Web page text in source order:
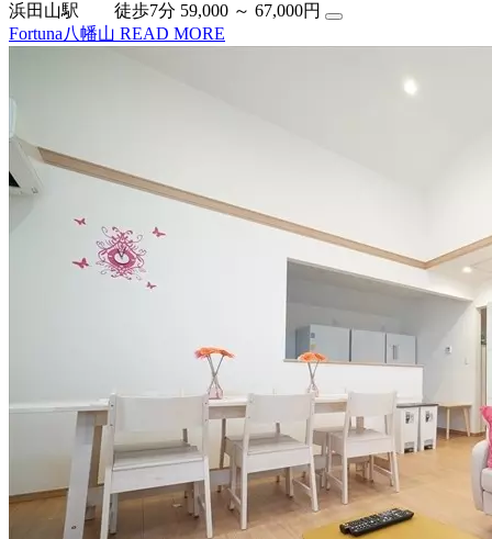
浜田山駅 徒歩7分 59,000 ～ 67,000円
Fortuna八幡山 READ MORE